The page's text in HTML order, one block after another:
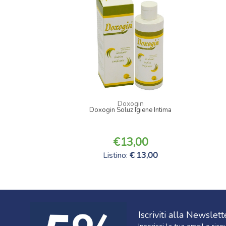
Doxogin
Doxogin Soluz Igiene Intima
13,00
Listino:13,00
Iscriviti alla